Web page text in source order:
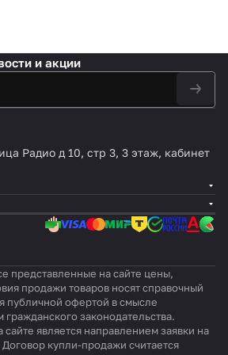
ьный,
230В~
24-
кана
и акции
Радио д 10, стр 3, 3 этаж, кабинет
представленные на сайте цены,
продажи товаров носят справочный
публичной офертой в смысле
законодательства.
является направлением заявки на
купли-продажи считается